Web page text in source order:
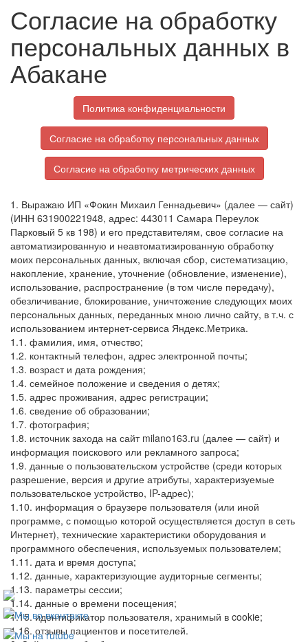
Согласие на обработку
персональных данных в
Абакане
Политика конфиденциальности
Согласие на обработку персональных данных
Согласие на обработку метрических данных
1. Выражаю ИП «Фокин Михаил Геннадьевич» (далее — сайт)
(ИНН 631900221948, адрес: 443011 Самара Переулок
Парковый 5 кв 198) и его представителям, свое согласие на
автоматизированную и неавтоматизированную обработку
моих персональных данных, включая сбор, систематизацию,
накопление, хранение, уточнение (обновление, изменение),
использование, распространение (в том числе передачу),
обезличивание, блокирование, уничтожение следующих моих
персональных данных, переданных мною лично сайту, в т.ч. с
использованием интернет-сервиса Яндекс.Метрика.
1.1. фамилия, имя, отчество;
1.2. контактный телефон, адрес электронной почты;
1.3. возраст и дата рождения;
1.4. семейное положение и сведения о детях;
1.5. адрес проживания, адрес регистрации;
1.6. сведение об образовании;
1.7. фотография;
1.8. источник захода на сайт milano163.ru (далее — сайт) и
информация поискового или рекламного запроса;
1.9. данные о пользовательском устройстве (среди которых
разрешение, версия и другие атрибуты, характеризуемые
пользовательское устройство, IP-адрес);
1.10. информация о браузере пользователя (или иной
программе, с помощью которой осуществляется доступ в сеть
Интернет), технические характеристики оборудования и
программного обеспечения, используемых пользователем;
1.11. дата и время доступа;
1.12. данные, характеризующие аудиторные сегменты;
1.13. параметры сессии;
1.14. данные о времени посещения;
1.15. идентификатор пользователя, хранимый в cookie;
1.16. отзывы пациентов и посетителей.